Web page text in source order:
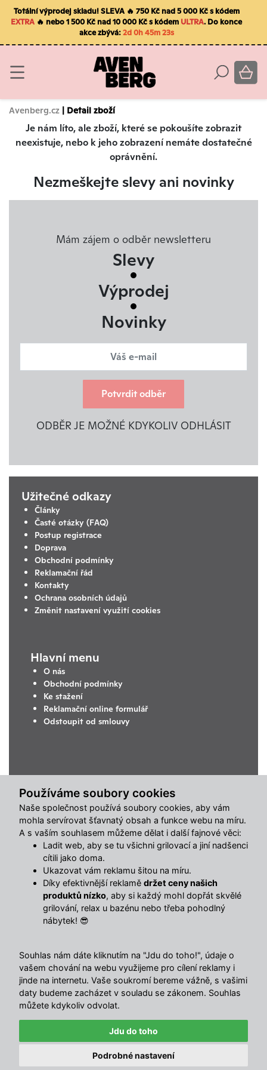
Používáme soubory cookies
Naše společnost používá soubory cookies, aby vám
mohla servírovat šťavnatý obsah a funkce webu na míru.
A s vaším souhlasem můžeme dělat i další fajnové věci:
Ladit web, aby se tu všichni grilovací a jiní nadšenci
cítili jako doma.
Ukazovat vám reklamu šitou na míru.
Díky efektivnější reklamě držet ceny našich
produktů nízko, aby si každý mohl dopřát skvělé
grilování, relax u bazénu nebo třeba pohodlný
nábytek! 😎
Souhlas nám dáte kliknutím na "Jdu do toho!", údaje o
vašem chování na webu využijeme pro cílení reklamy i
jinde na internetu. Vaše soukromí bereme vážně, s vašimi
daty budeme zacházet v souladu se zákonem. Souhlas
můžete kdykoliv odvolat.
Jdu do toho
Podrobné nastavení
Totální výprodej skladu! SLEVA 🔥 750 Kč nad 5 000 Kč s kódem
EXTRA 🔥 nebo 1 500 Kč nad 10 000 Kč s kódem ULTRA. Do konce
akce zbývá:2d 0h 45m 23s
Avenberg.cz | Detail zboží
Je nám líto, ale zboží, které se pokoušíte zobrazit
neexistuje, nebo k jeho zobrazení nemáte dostatečné
oprávnění.
Nezmeškejte slevy ani novinky
Mám zájem o odběr newsletteru
Slevy
Výprodej
Novinky
Potvrdit odběr
ODBĚR JE MOŽNÉ KDYKOLIV ODHLÁSIT
Užitečné odkazy
Články
Časté otázky (FAQ)
Postup registrace
Doprava
Obchodní podmínky
Reklamační řád
Kontakty
Ochrana osobních údajů
Změnit nastavení využití cookies
Hlavní menu
O nás
Obchodní podmínky
Ke stažení
Reklamační online formulář
Odstoupit od smlouvy
4.5/ 5
názory
© Avenberg.cz | Všechna
</MajorShop>
🔥 TOTÁLNÍ VÝPRODEJ SKLADU 🔥
Nabídka končí za:
02
DNY
00
HOD
45
MIN
Sleva 750 Kč nad 5 000 Kč
nebo 1 500 Kč nad 10 000 Kč